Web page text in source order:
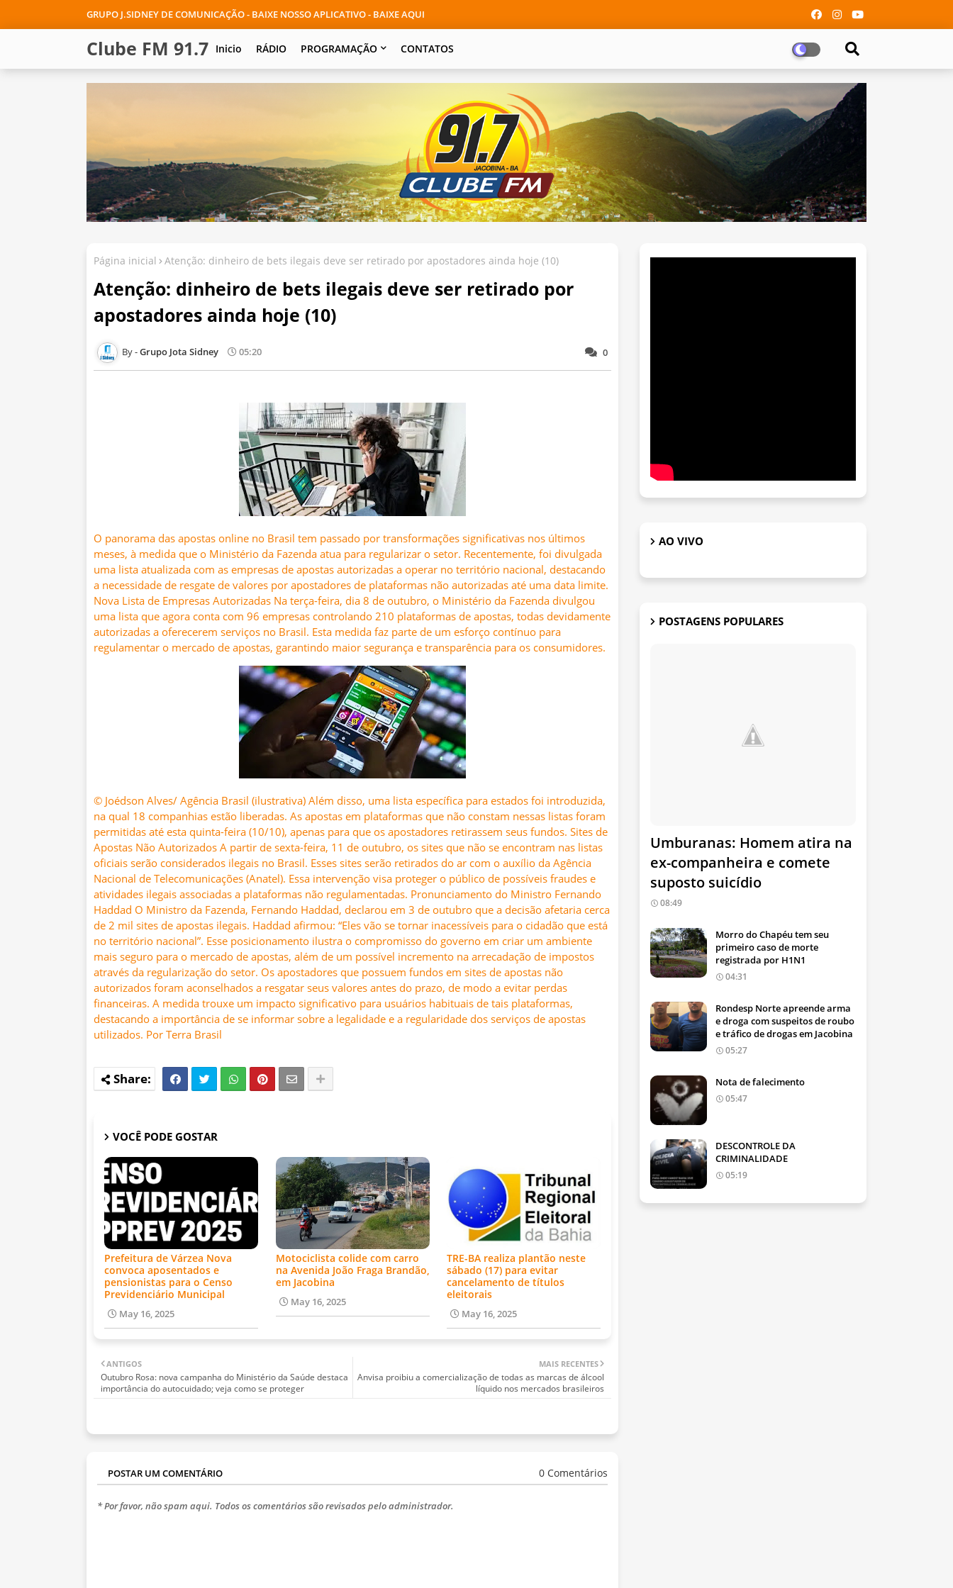
GRUPO J.SIDNEY DE COMUNICAÇÃO - BAIXE NOSSO APLICATIVO - BAIXE AQUI
Clube FM 91.7 Inicio RÁDIO PROGRAMAÇÃO CONTATOS
Página inicial Atenção: dinheiro de bets ilegais deve ser retirado por apostadores ainda hoje (10)
Atenção: dinheiro de bets ilegais deve ser retirado por
apostadores ainda hoje (10)
0
Grupo Jota Sidney 05:20
O panorama das apostas online no Brasil tem passado por transformações significativas nos últimos
meses, à medida que o Ministério da Fazenda atua para regularizar o setor. Recentemente, foi divulgada
uma lista atualizada com as empresas de apostas autorizadas a operar no território nacional, destacando
a necessidade de resgate de valores por apostadores de plataformas não autorizadas até uma data limite.
Nova Lista de Empresas Autorizadas Na terça-feira, dia 8 de outubro, o Ministério da Fazenda divulgou
uma lista que agora conta com 96 empresas controlando 210 plataformas de apostas, todas devidamente
autorizadas a oferecerem serviços no Brasil. Esta medida faz parte de um esforço contínuo para
regulamentar o mercado de apostas, garantindo maior segurança e transparência para os consumidores.
© Joédson Alves/ Agência Brasil (ilustrativa) Além disso, uma lista específica para estados foi introduzida,
na qual 18 companhias estão liberadas. As apostas em plataformas que não constam nessas listas foram
permitidas até esta quinta-feira (10/10), apenas para que os apostadores retirassem seus fundos. Sites de
Apostas Não Autorizados A partir de sexta-feira, 11 de outubro, os sites que não se encontram nas listas
oficiais serão considerados ilegais no Brasil. Esses sites serão retirados do ar com o auxílio da Agência
Nacional de Telecomunicações (Anatel). Essa intervenção visa proteger o público de possíveis fraudes e
atividades ilegais associadas a plataformas não regulamentadas. Pronunciamento do Ministro Fernando
Haddad O Ministro da Fazenda, Fernando Haddad, declarou em 3 de outubro que a decisão afetaria cerca
de 2 mil sites de apostas ilegais. Haddad afirmou: “Eles vão se tornar inacessíveis para o cidadão que está
no território nacional”. Esse posicionamento ilustra o compromisso do governo em criar um ambiente
mais seguro para o mercado de apostas, além de um possível incremento na arrecadação de impostos
através da regularização do setor. Os apostadores que possuem fundos em sites de apostas não
autorizados foram aconselhados a resgatar seus valores antes do prazo, de modo a evitar perdas
financeiras. A medida trouxe um impacto significativo para usuários habituais de tais plataformas,
destacando a importância de se informar sobre a legalidade e a regularidade dos serviços de apostas
utilizados. Por Terra Brasil
VOCÊ PODE GOSTAR
Prefeitura de Várzea Nova
convoca aposentados e
pensionistas para o Censo
Previdenciário Municipal
May 16, 2025
Motociclista colide com carro
na Avenida João Fraga Brandão,
em Jacobina
May 16, 2025
TRE-BA realiza plantão neste
sábado (17) para evitar
cancelamento de títulos
eleitorais
May 16, 2025
MAIS RECENTES
Anvisa proibiu a comercialização de todas as marcas de álcool
líquido nos mercados brasileiros
ANTIGOS
Outubro Rosa: nova campanha do Ministério da Saúde destaca
importância do autocuidado; veja como se proteger
POSTAR UM COMENTÁRIO 0 Comentários
* Por favor, não spam aqui. Todos os comentários são revisados ​​pelo administrador.
AO VIVO
POSTAGENS POPULARES
Umburanas: Homem atira na
ex-companheira e comete
suposto suicídio
08:49
Morro do Chapéu tem seu
primeiro caso de morte
registrada por H1N1
04:31
Rondesp Norte apreende arma
e droga com suspeitos de roubo
e tráfico de drogas em Jacobina
05:27
Nota de falecimento
05:47
DESCONTROLE DA
CRIMINALIDADE
05:19